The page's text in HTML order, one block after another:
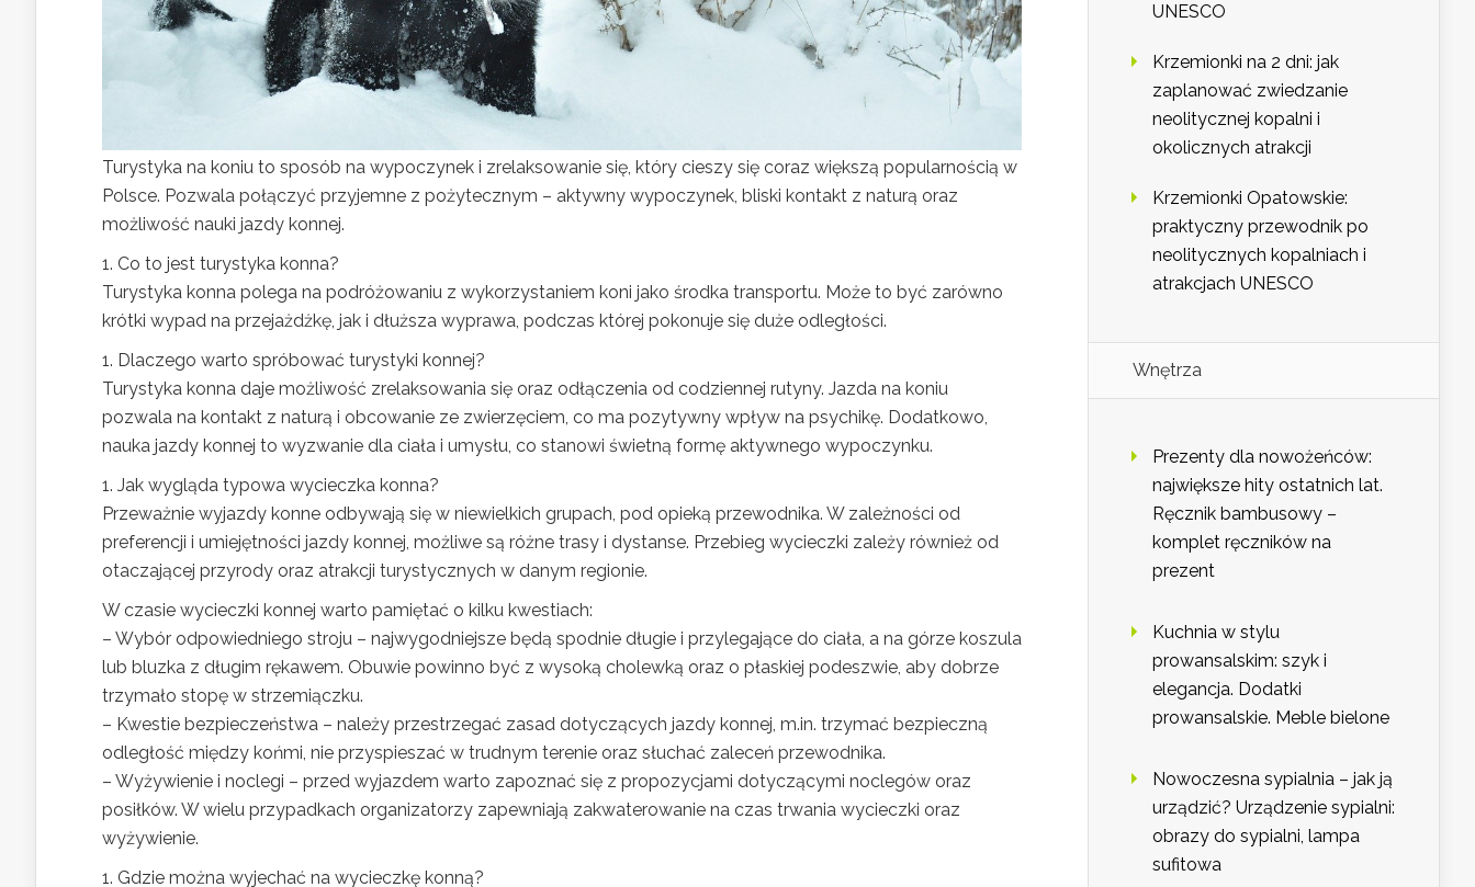
Turystyka na koniu to sposób na wypoczynek i zrelaksowanie się, który cieszy się coraz większą popularnością w
Polsce. Pozwala połączyć przyjemne z pożytecznym – aktywny wypoczynek, bliski kontakt z naturą oraz
możliwość nauki jazdy konnej.
1. Co to jest turystyka konna?
Turystyka konna polega na podróżowaniu z wykorzystaniem koni jako środka transportu. Może to być zarówno
krótki wypad na przejażdżkę, jak i dłuższa wyprawa, podczas której pokonuje się duże odległości.
1. Dlaczego warto spróbować turystyki konnej?
Turystyka konna daje możliwość zrelaksowania się oraz odłączenia od codziennej rutyny. Jazda na koniu
pozwala na kontakt z naturą i obcowanie ze zwierzęciem, co ma pozytywny wpływ na psychikę. Dodatkowo,
nauka jazdy konnej to wyzwanie dla ciała i umysłu, co stanowi świetną formę aktywnego wypoczynku.
1. Jak wygląda typowa wycieczka konna?
Przeważnie wyjazdy konne odbywają się w niewielkich grupach, pod opieką przewodnika. W zależności od
preferencji i umiejętności jazdy konnej, możliwe są różne trasy i dystanse. Przebieg wycieczki zależy również od
otaczającej przyrody oraz atrakcji turystycznych w danym regionie.
W czasie wycieczki konnej warto pamiętać o kilku kwestiach:
– Wybór odpowiedniego stroju – najwygodniejsze będą spodnie długie i przylegające do ciała, a na górze koszula
lub bluzka z długim rękawem. Obuwie powinno być z wysoką cholewką oraz o płaskiej podeszwie, aby dobrze
trzymało stopę w strzemiączku.
– Kwestie bezpieczeństwa – należy przestrzegać zasad dotyczących jazdy konnej, m.in. trzymać bezpieczną
odległość między końmi, nie przyspieszać w trudnym terenie oraz słuchać zaleceń przewodnika.
– Wyżywienie i noclegi – przed wyjazdem warto zapoznać się z propozycjami dotyczącymi noclegów oraz
posiłków. W wielu przypadkach organizatorzy zapewniają zakwaterowanie na czas trwania wycieczki oraz
wyżywienie.
1. Gdzie można wyjechać na wycieczkę konną?
UNESCO
Krzemionki na 2 dni: jak
zaplanować zwiedzanie
neolitycznej kopalni i
okolicznych atrakcji
Krzemionki Opatowskie:
praktyczny przewodnik po
neolitycznych kopalniach i
atrakcjach UNESCO
Wnętrza
Prezenty dla nowożeńców:
największe hity ostatnich lat.
Ręcznik bambusowy –
komplet ręczników na
prezent
Kuchnia w stylu
prowansalskim: szyk i
elegancja. Dodatki
prowansalskie. Meble bielone
Nowoczesna sypialnia – jak ją
urządzić? Urządzenie sypialni:
obrazy do sypialni, lampa
sufitowa